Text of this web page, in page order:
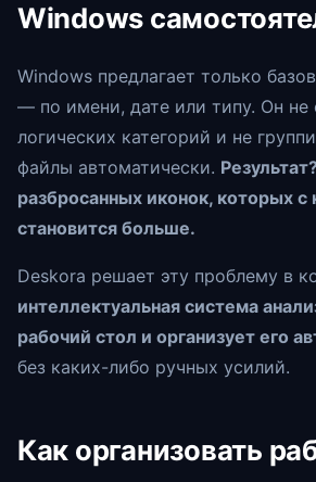
Windows
Windows предлагает только
— по имени, дате или типу. Он не
логических категорий и не
файлы автоматически.
разбросанных иконок, которых
становится больше.
Deskora решает эту проблему в
интеллектуальная система
рабочий стол и организует его
без каких-либо ручных усилий.
Как организовать